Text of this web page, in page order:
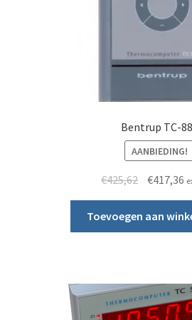
Bentrup TC-
AANBIEDING!
€425,62 €417,36
Toevoegen aan